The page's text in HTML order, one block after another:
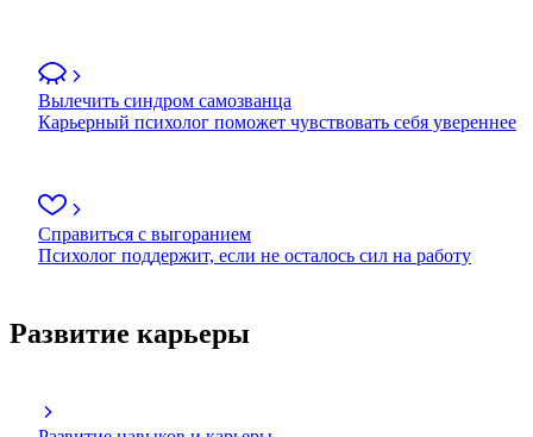
Вылечить синдром самозванца
Карьерный психолог поможет чувствовать себя увереннее
Справиться с выгоранием
Психолог поддержит, если не осталось сил на работу
Развитие карьеры